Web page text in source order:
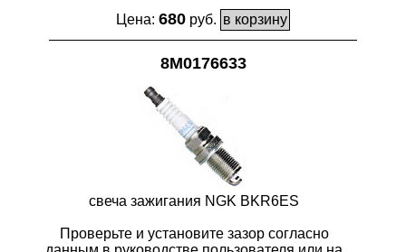
Цена: 680 руб.
8M0176633
свеча зажигания NGK BKR6ES
Проверьте и установите зазор согласно